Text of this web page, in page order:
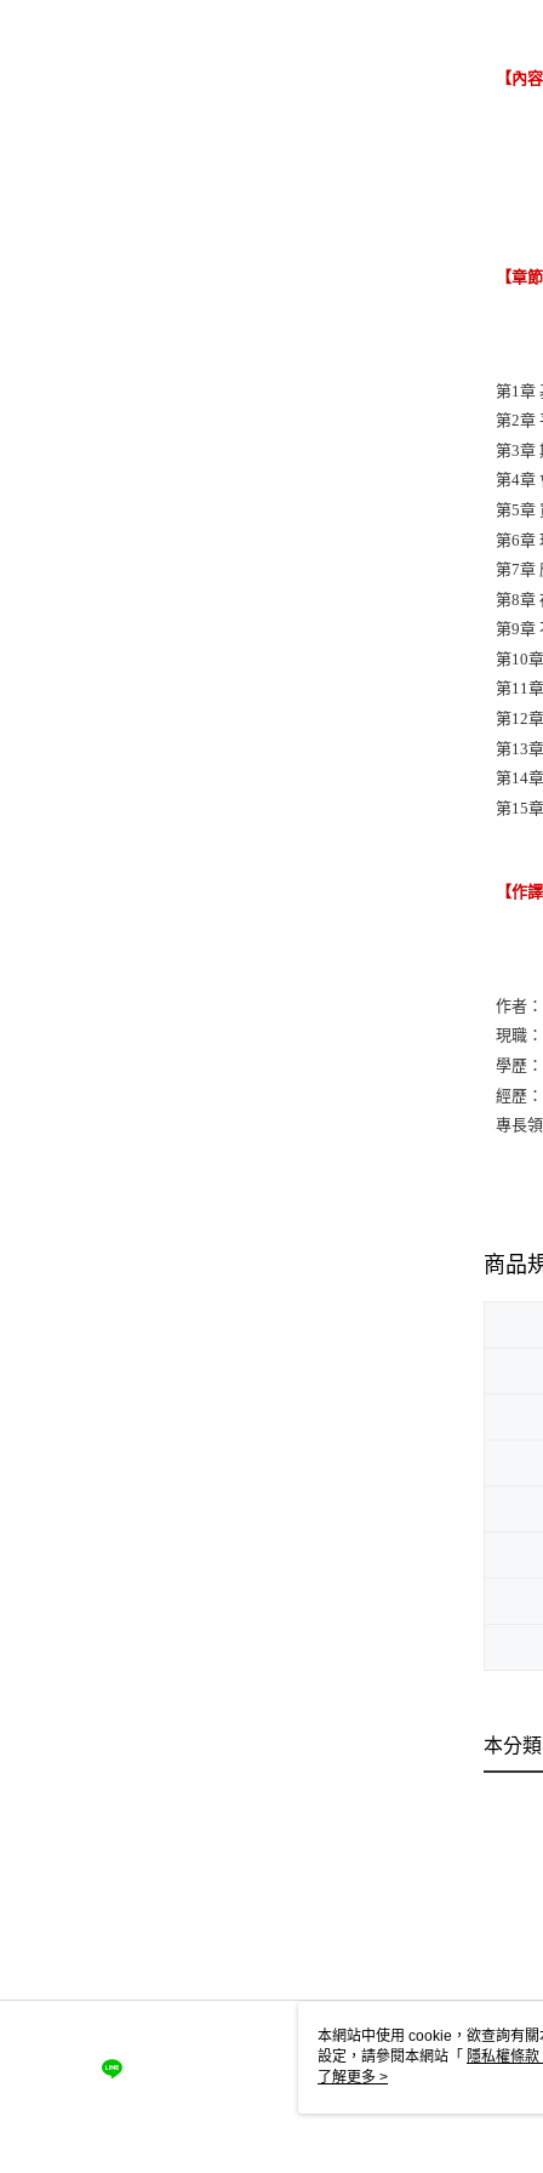
【內
【章
第1章
第2章
第3章
第4章
第5章
第6章
第7章
第8章
第9章
第10
第11
第12
第13
第14
第15
【作
作者
現職
學歷
經歷
專長
商品
本分
本網站中使用 cookie，欲查詢有
設定，請參閱本網站「 隱私權條款
使用 cookie。
了解更多 >